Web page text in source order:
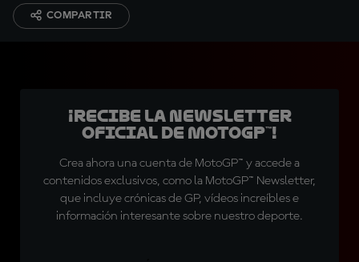
COMPARTIR
¡Recibe la Newsletter
oficial de MotoGP™!
Crea ahora una cuenta de MotoGP™ y accede a
contenidos exclusivos, como la MotoGP™ Newsletter,
que incluye crónicas de GP, vídeos increíbles e
información interesante sobre nuestro deporte.